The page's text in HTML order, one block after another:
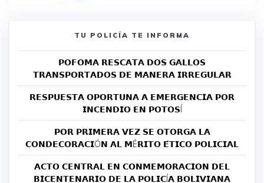
TU POLICÍA TE INFORMA
𝗣𝗢𝗙𝗢𝗠𝗔 𝗥𝗘𝗦𝗖𝗔𝗧𝗔 𝗗𝗢𝗦 𝗚𝗔𝗟𝗟𝗢𝗦
𝗧𝗥𝗔𝗡𝗦𝗣𝗢𝗥𝗧𝗔𝗗𝗢𝗦 𝗗𝗘 𝗠𝗔𝗡𝗘𝗥𝗔 𝗜𝗥𝗥𝗘𝗚𝗨𝗟𝗔𝗥
𝗥𝗘𝗦𝗣𝗨𝗘𝗦𝗧𝗔 𝗢𝗣𝗢𝗥𝗧𝗨𝗡𝗔 𝗔 𝗘𝗠𝗘𝗥𝗚𝗘𝗡𝗖𝗜𝗔 𝗣𝗢𝗥
𝗜𝗡𝗖𝗘𝗡𝗗𝗜𝗢 𝗘𝗡 𝗣𝗢𝗧𝗢𝗦Í
𝗣𝗢𝗥 𝗣𝗥𝗜𝗠𝗘𝗥𝗔 𝗩𝗘𝗭 𝗦𝗘 𝗢𝗧𝗢𝗥𝗚𝗔 𝗟𝗔
𝗖𝗢𝗡𝗗𝗘𝗖𝗢𝗥𝗔𝗖𝗜Ó𝗡 𝗔𝗟 𝗠É𝗥𝗜𝗧𝗢 𝗘́𝗧𝗜𝗖𝗢 𝗣𝗢𝗟𝗜𝗖𝗜𝗔𝗟
𝗔𝗖𝗧𝗢 𝗖𝗘𝗡𝗧𝗥𝗔𝗟 𝗘𝗡 𝗖𝗢𝗡𝗠𝗘𝗠𝗢𝗥𝗔𝗖𝗜𝗢𝗡 𝗗𝗘𝗟
𝗕𝗜𝗖𝗘𝗡𝗧𝗘𝗡𝗔𝗥𝗜𝗢 𝗗𝗘 𝗟𝗔 𝗣𝗢𝗟𝗜𝗖Í𝗔 𝗕𝗢𝗟𝗜𝗩𝗜𝗔𝗡𝗔